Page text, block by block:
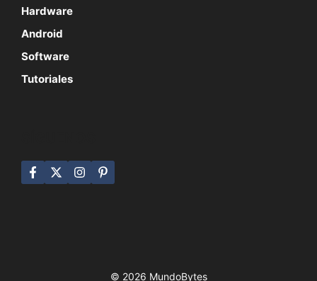
Hardware
Android
Software
Tutoriales
© 2026 MundoBytes